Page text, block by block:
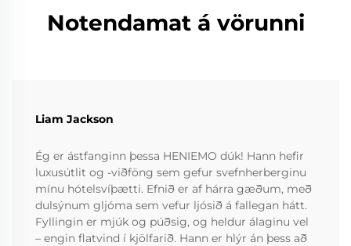
Notendamat á vörunni
Liam Jackson
Ég er ástfanginn þessa HENIEMO dúk! Hann hefir
luxusútlit og -viðföng sem gefur svefnherberginu
mínu hótelsvíþætti. Efnið er af hárra gæðum, með
dulsýnum gljóma sem vefur ljósið á fallegan hátt.
Fyllingin er mjúk og púðsig, og heldur álaginu vel
– engin flatvind í kjölfarið. Hann er hlýr án þess að